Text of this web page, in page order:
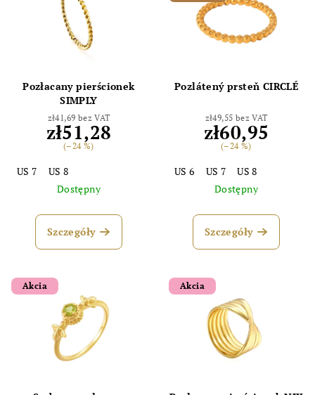
Pozłacany pierścionek
SIMPLY
zł41,69 bez VAT
zł51,28
(–24 %)
US 7
US 8
Dostępny
Szczegóły
Pozlátený prsteň CIRCLÉ
zł49,55 bez VAT
zł60,95
(–24 %)
US 6 US 7
US 8
Dostępny
Szczegóły
Akcia Akcia